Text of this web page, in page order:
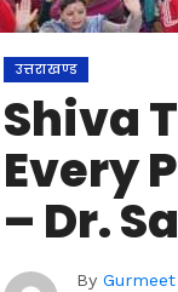
उत्तराखण्ड
Shiva
Every
– Dr.
By